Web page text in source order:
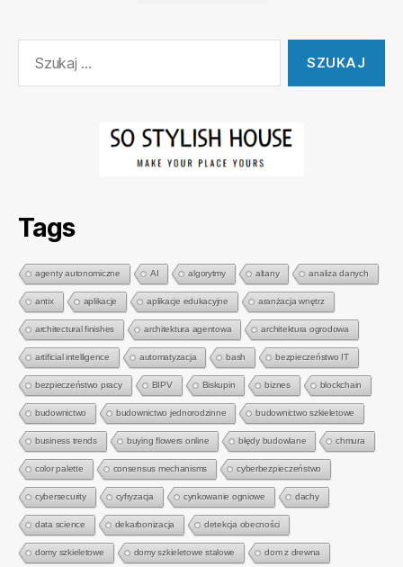
Tags
agenty autonomiczne AI algorytmy altany analiza danych
antix aplikacje aplikacje edukacyjne aranżacja wnętrz
architectural finishes architektura agentowa architektura ogrodowa
artificial intelligence automatyzacja bash bezpieczeństwo IT
bezpieczeństwo pracy BIPV Biskupin biznes blockchain
budownictwo budownictwo jednorodzinne budownictwo szkieletowe
business trends buying flowers online błędy budowlane chmura
color palette consensus mechanisms cyberbezpieczeństwo
cybersecurity cyfryzacja cynkowanie ogniowe dachy
data science dekarbonizacja detekcja obecności
domy szkieletowe domy szkieletowe stalowe dom z drewna